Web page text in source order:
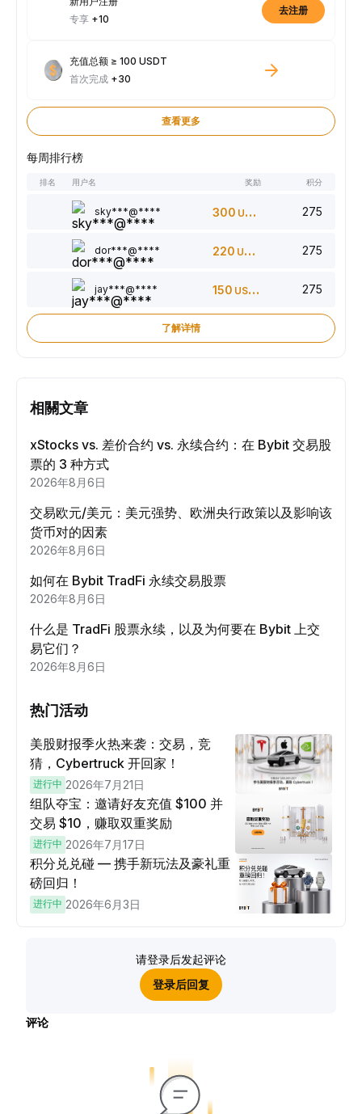
专享 +10
去注册
充值总额 ≥ 100 USDT
首次完成 +30
查看更多
每周排行榜
排名 用户名 奖励 积分
sky***@**** 300 USDT 275
dor***@**** 220 USDT 275
jay***@**** 150 USDT 275
了解详情
相關文章
xStocks vs. 差价合约 vs. 永续合约：在 Bybit 交易股
票的 3 种方式
2026年8月6日
交易欧元/美元：美元强势、欧洲央行政策以及影响该
货币对的因素
2026年8月6日
如何在 Bybit TradFi 永续交易股票
2026年8月6日
什么是 TradFi 股票永续，以及为何要在 Bybit 上交
易它们？
2026年8月6日
热门活动
美股财报季火热来袭：交易，竞
猜，Cybertruck 开回家！
进行中 2026年7月21日
组队夺宝：邀请好友充值 $100 并
交易 $10，赚取双重奖励
进行中 2026年7月17日
积分兑兑碰 — 携手新玩法及豪礼重
磅回归！
进行中 2026年6月3日
请登录后发起评论
登录后回复
评论